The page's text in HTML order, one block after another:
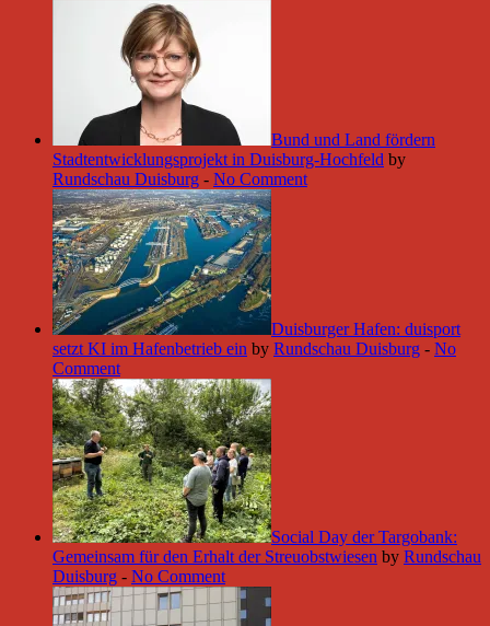
Bund und Land fördern
Stadtentwicklungsprojekt in Duisburg-Hochfeld by
Rundschau Duisburg - No Comment
Duisburger Hafen: duisport
setzt KI im Hafenbetrieb ein by Rundschau Duisburg - No
Comment
Social Day der Targobank:
Gemeinsam für den Erhalt der Streuobstwiesen by Rundschau
Duisburg - No Comment